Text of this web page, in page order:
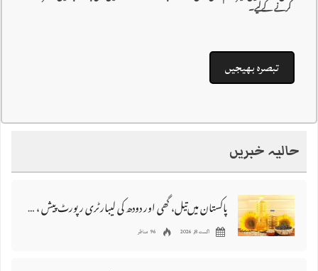
کرنے کےلیے۔
حالیہ خبریں
پاکستان میں‌تیل، گھی اور دودھ کی لیبارٹری رپورٹ پیش ، 176 نمونے غیر معیاری قرار
اگست 8, 2026 96 مناظر